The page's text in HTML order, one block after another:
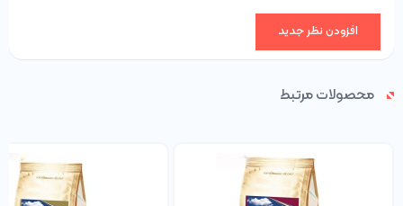
افزودن نظر جدید
محصولات مرتبط